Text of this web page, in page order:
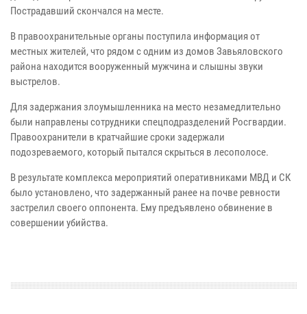
Пострадавший скончался на месте.
В правоохранительные органы поступила информация от
местных жителей, что рядом с одним из домов Завьяловского
района находится вооруженный мужчина и слышны звуки
выстрелов.
Для задержания злоумышленника на место незамедлительно
были направлены сотрудники спецподразделений Росгвардии.
Правоохранители в кратчайшие сроки задержали
подозреваемого, который пытался скрыться в лесополосе.
В результате комплекса мероприятий оперативниками МВД и СК
было установлено, что задержанный ранее на почве ревности
застрелил своего оппонента. Ему предъявлено обвинение в
совершении убийства.